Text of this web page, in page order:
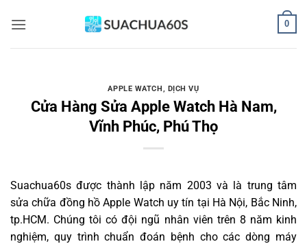
qua
0
APPLE WATCH, DỊCH VỤ
Cửa Hàng Sửa Apple Watch Hà Nam,
Vĩnh Phúc, Phú Thọ
Suachua60s được thành lập năm 2003 và là trung tâm
sửa chữa đồng hồ Apple Watch uy tín tại Hà Nội, Bắc Ninh,
tp.HCM. Chúng tôi có đội ngũ nhân viên trên 8 năm kinh
nghiệm, quy trình chuẩn đoán bệnh cho các dòng máy